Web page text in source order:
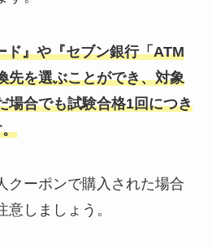
』や『セブン銀行「ATM
先を選ぶことができ、対象
場合でも試験合格1回につき
クーポンで購入された場合
しましょう。